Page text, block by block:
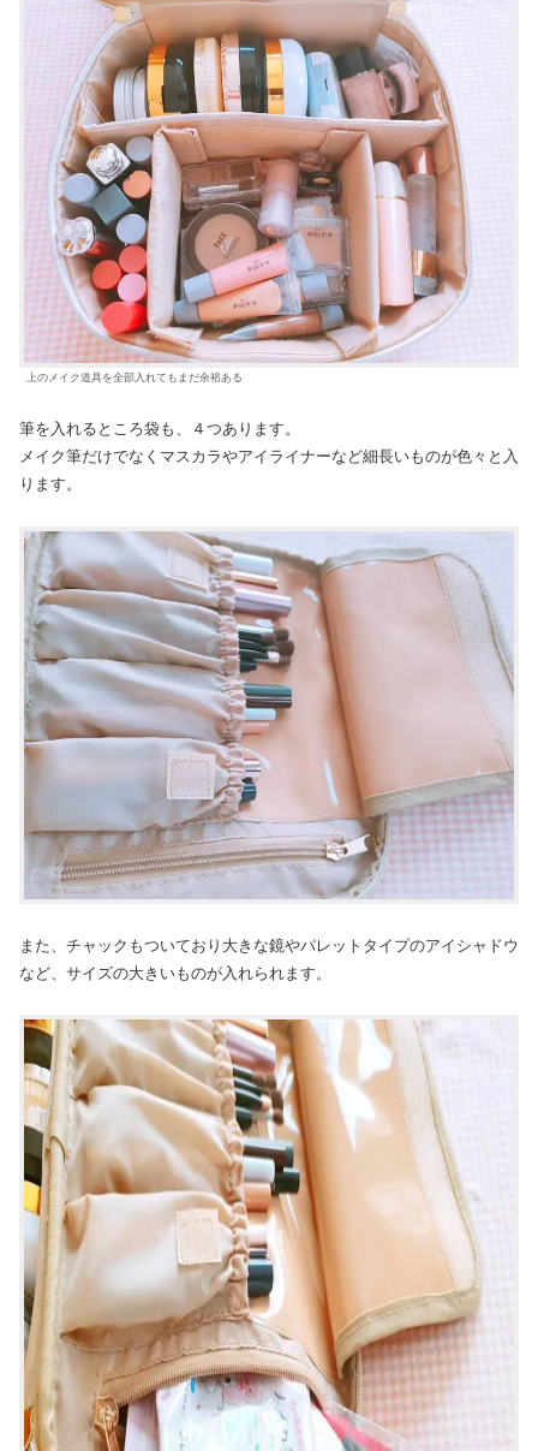
上のメイク道具を全部入れてもまだ余裕ある
筆を入れるところ袋も、４つあります。
メイク筆だけでなくマスカラやアイライナーなど細長いものが色々と入
ります。
また、チャックもついており大きな鏡やパレットタイプのアイシャドウ
など、サイズの大きいものが入れられます。